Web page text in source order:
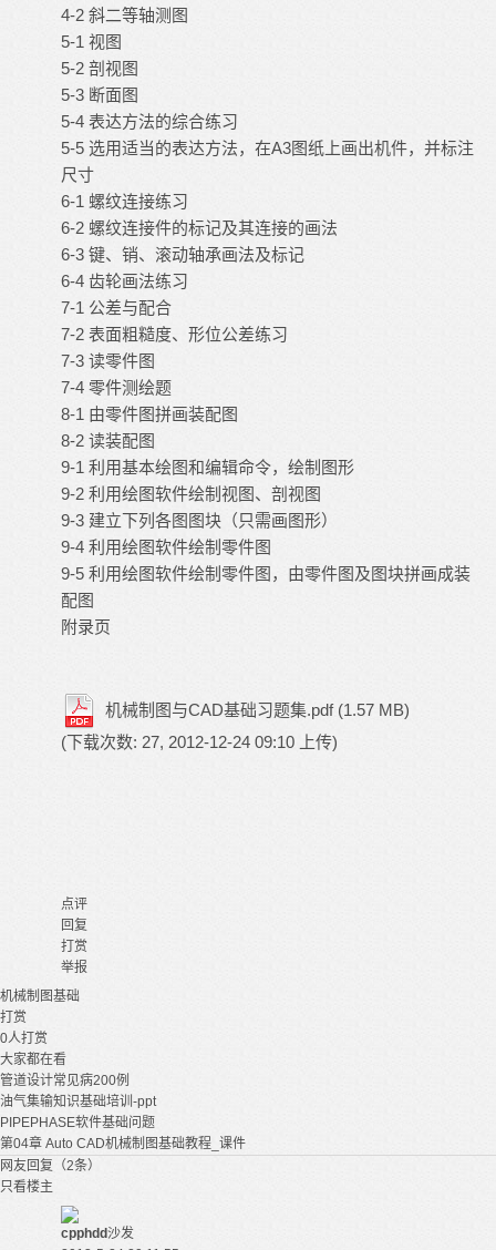
4-2 斜二等轴测图
5-1 视图
5-2 剖视图
5-3 断面图
5-4 表达方法的综合练习
5-5 选用适当的表达方法，在A3图纸上画出机件，并标注
尺寸
6-1 螺纹连接练习
6-2 螺纹连接件的标记及其连接的画法
6-3 键、销、滚动轴承画法及标记
6-4 齿轮画法练习
7-1 公差与配合
7-2 表面粗糙度、形位公差练习
7-3 读零件图
7-4 零件测绘题
8-1 由零件图拼画装配图
8-2 读装配图
9-1 利用基本绘图和编辑命令，绘制图形
9-2 利用绘图软件绘制视图、剖视图
9-3 建立下列各图图块（只需画图形）
9-4 利用绘图软件绘制零件图
9-5 利用绘图软件绘制零件图，由零件图及图块拼画成装
配图
附录页
机械制图与CAD基础习题集.pdf (1.57 MB)
(下载次数: 27, 2012-12-24 09:10 上传)
点评
回复
打赏
举报
机械制图基础
打赏
0人打赏
大家都在看
管道设计常见病200例
油气集输知识基础培训-ppt
PIPEPHASE软件基础问题
第04章 Auto CAD机械制图基础教程_课件
网友回复（2条）
只看楼主
cpphdd沙发